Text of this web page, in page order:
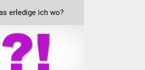
erledige ich wo?